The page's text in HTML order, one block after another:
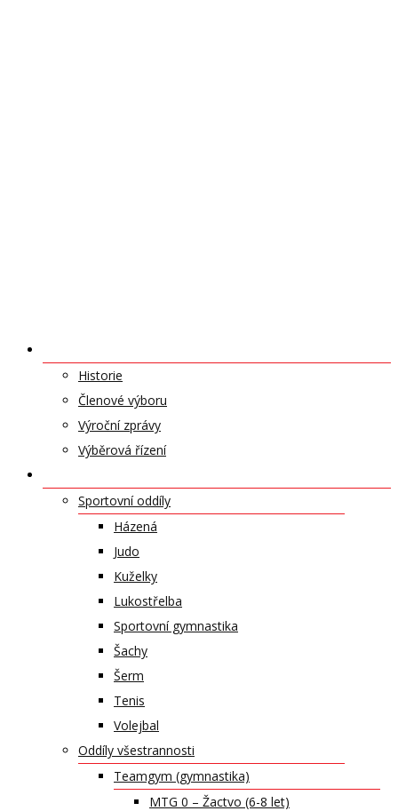
Historie
Členové výboru
Výroční zprávy
Výběrová řízení
Sportovní oddíly
Házená
Judo
Kuželky
Lukostřelba
Sportovní gymnastika
Šachy
Šerm
Tenis
Volejbal
Oddíly všestrannosti
Teamgym (gymnastika)
MTG 0 – Žactvo (6-8 let)